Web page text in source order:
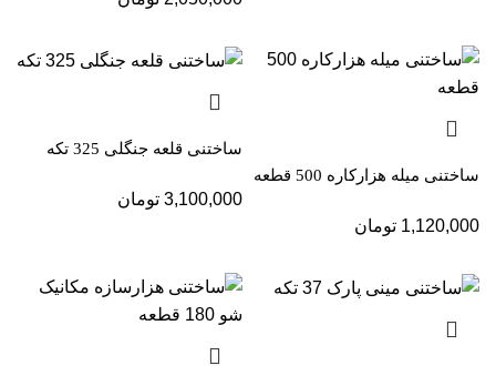
ساختنی میله هزارکاره 500 قطعه
1,120,000 تومان
ساختنی قلعه جنگلی 325 تکه
3,100,000 تومان